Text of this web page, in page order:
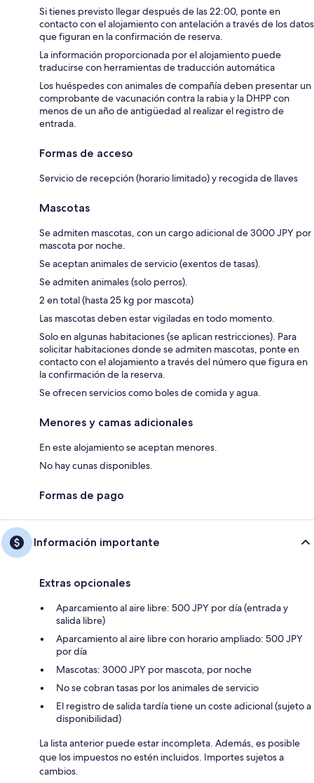
Si tienes previsto llegar después de las 22:00, ponte en
contacto con el alojamiento con antelación a través de los datos
que figuran en la confirmación de reserva.
La información proporcionada por el alojamiento puede
traducirse con herramientas de traducción automática
Los huéspedes con animales de compañía deben presentar un
comprobante de vacunación contra la rabia y la DHPP con
menos de un año de antigüedad al realizar el registro de
entrada.
Formas de acceso
Servicio de recepción (horario limitado) y recogida de llaves
Mascotas
Se admiten mascotas, con un cargo adicional de 3000 JPY por
mascota por noche.
Se aceptan animales de servicio (exentos de tasas).
Se admiten animales (solo perros).
2 en total (hasta 25 kg por mascota)
Las mascotas deben estar vigiladas en todo momento.
Solo en algunas habitaciones (se aplican restricciones). Para
solicitar habitaciones donde se admiten mascotas, ponte en
contacto con el alojamiento a través del número que figura en
la confirmación de la reserva.
Se ofrecen servicios como boles de comida y agua.
Menores y camas adicionales
En este alojamiento se aceptan menores.
No hay cunas disponibles.
Formas de pago
Información importante
Extras opcionales
Aparcamiento al aire libre: 500 JPY por día (entrada y
salida libre)
Aparcamiento al aire libre con horario ampliado: 500 JPY
por día
Mascotas: 3000 JPY por mascota, por noche
No se cobran tasas por los animales de servicio
El registro de salida tardía tiene un coste adicional (sujeto a
disponibilidad)
La lista anterior puede estar incompleta. Además, es posible
que los impuestos no estén incluidos. Importes sujetos a
cambios.